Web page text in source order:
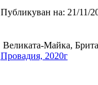
Публикуван на: 21/11/
Великата-Майка,
Провадия, 2020г